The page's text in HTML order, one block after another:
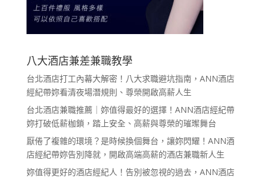
八大酒店兼差兼職教學
台北酒店打工內幕大解密！八大求職避坑指南，ANN酒店
經紀帶妳看清夜場潛規則、尊榮開啟高薪人生
台北酒店兼職推薦｜妳值得最好的選擇！ANN酒店經紀帶
妳打破低薪枷鎖，踏上安全、高薪與尊榮的璀璨舞台
厭倦了複雜的環境？是時候換個舞台，讓妳閃耀！ANN酒
店經紀帶妳告別降就，開啟高端高薪的酒店兼職新人生
妳值得更好的酒店經紀人！告別被忽視的過去，ANN酒店